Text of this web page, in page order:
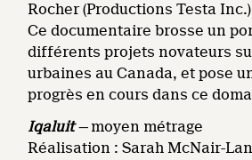
Rocher (Productions Testa Inc.)
Ce documentaire brosse un
différents projets novateurs
urbaines au Canada, et pose
progrès en cours dans ce
Iqaluit—moyen métrage
Réalisation : Sarah McNair-